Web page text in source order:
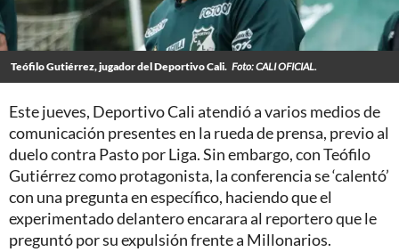
Teófilo Gutiérrez, jugador del Deportivo Cali. Foto: CALI OFICIAL.
Este jueves, Deportivo Cali atendió a varios medios de
comunicación presentes en la rueda de prensa, previo al
duelo contra Pasto por Liga. Sin embargo, con Teófilo
Gutiérrez como protagonista, la conferencia se ‘calentó’
con una pregunta en específico, haciendo que el
experimentado delantero encarara al reportero que le
preguntó por su expulsión frente a Millonarios.